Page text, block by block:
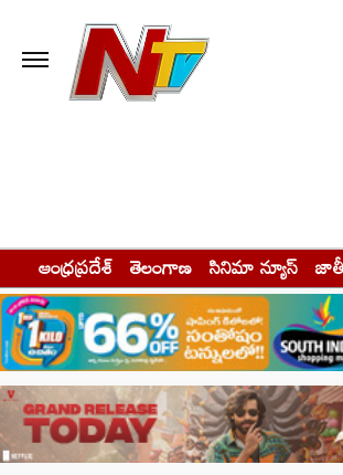
ఆంధ్రప్రదేశ్ తెలంగాణ సినిమా న్యూస్